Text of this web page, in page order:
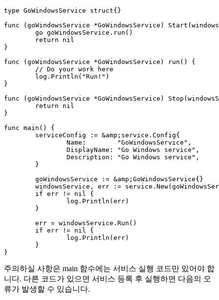
type GoWindowsService struct{}
func (goWindowsService *GoWindowsService)
}
func (goWindowsService *GoWindowsService) run() {
}
func (goWindowsService *GoWindowsService)
}
func main() {
주의하실 사항은 main 함수에는 서비스 실행 코드만 있어야 합
니다. 다른 코드가 있으면 서비스 등록 후 실행하면 다음의 오
류가 발생할 수 있습니다.